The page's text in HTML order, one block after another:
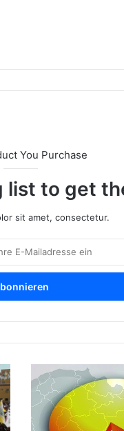
You Purchase
list to get
sit amet, consectetur.
M
X